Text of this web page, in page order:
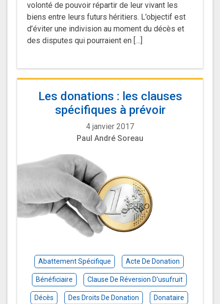
volonté de pouvoir répartir de leur vivant les
biens entre leurs futurs héritiers. L’objectif est
d’éviter une indivision au moment du décès et
des disputes qui pourraient en […]
Les donations : les clauses
spécifiques à prévoir
4 janvier 2017
Paul André Soreau
Abattement Spécifique Acte De Donation
Bénéficiaire Clause De Réversion D'usufruit
Décès Des Droits De Donation Donataire